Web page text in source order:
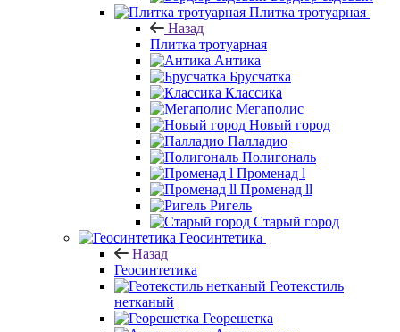
Плитка тротуарная
Назад
Плитка тротуарная
Антика
Брусчатка
Классика
Мегаполис
Новый город
Палладио
Полигональ
Променад l
Променад ll
Ригель
Старый город
Геосинтетика
Назад
Геосинтетика
Геотекстиль
нетканый
Георешетка